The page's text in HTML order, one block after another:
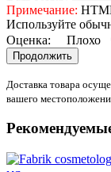
Примечание:
Используйте
Оценка: Плохо
Продолжить
Доставка товара
вашего